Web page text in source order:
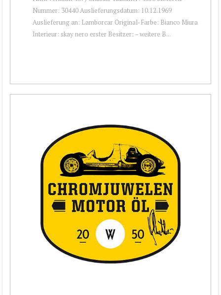
Nummer: 30440 Auslieferungsdatum: 10.12.1969
Auslieferung an: Lamborcar Original-Farbe: Bianco Miura
Interieur: skay nero erster Besitzer: – weitere B...